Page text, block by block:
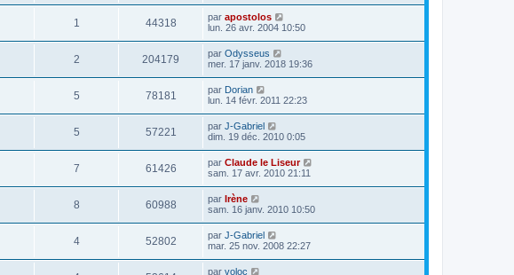
1 44318 par apostolos
lun. 26 avr. 2004 10:50
2 204179 par Odysseus
mer. 17 janv. 2018 19:36
5 78181 par Dorian
lun. 14 févr. 2011 22:23
5 57221 par J-Gabriel
dim. 19 déc. 2010 0:05
7 61426 par Claude le Liseur
sam. 17 avr. 2010 21:11
8 60988 par Irène
sam. 16 janv. 2010 10:50
4 52802 par J-Gabriel
mar. 25 nov. 2008 22:27
par voloc